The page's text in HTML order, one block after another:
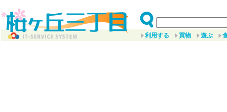
利用する 買物 遊ぶ